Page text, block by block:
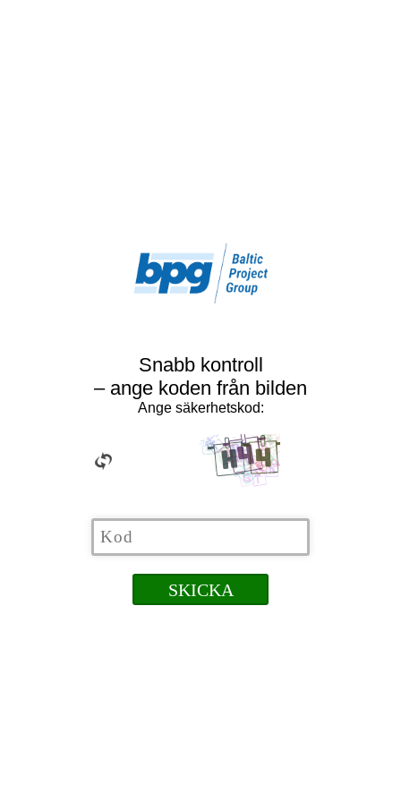
Snabb kontroll
– ange koden från bilden
Ange säkerhetskod: